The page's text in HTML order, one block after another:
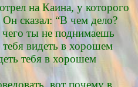
на Каина, у которого
сказал: “В чем дело?
ты не поднимаешь
видеть в хорошем
тебя в хорошем
вот почему в